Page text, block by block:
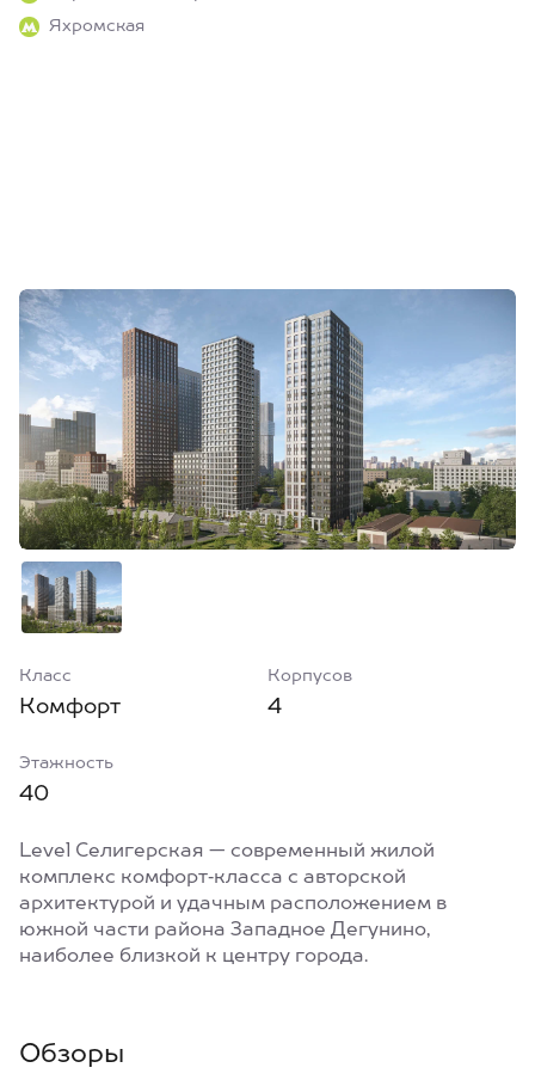
Яхромская
Класс
Комфорт
Корпусов
4
Этажность
40
Level Селигерская — современный жилой
комплекс комфорт‑класса с авторской
архитектурой и удачным расположением в
южной части района Западное Дегунино,
наиболее близкой к центру города.
Обзоры